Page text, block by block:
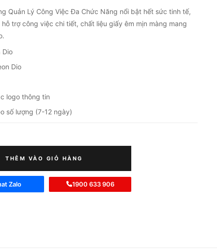
Quản Lý Công Việc Đa Chức Năng nổi bật hết sức tinh tế,
trợ công việc chi tiết, chất liệu giấy êm mịn màng mang
Dio
Dio
logo thông tin
số lượng (7-12 ngày)
THÊM VÀO GIỎ HÀNG
Zalo 1900 633 906